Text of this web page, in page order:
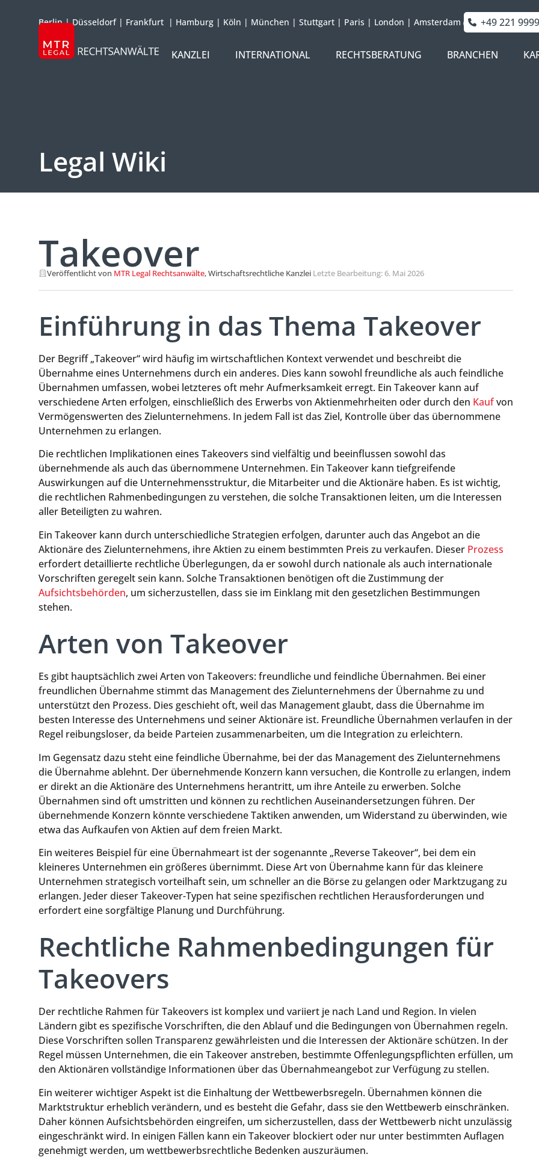
Berlin|Düsseldorf| Frankfurt | Hamburg | Köln | München | Stuttgart | Paris | London | Amsterdam +49 221
KANZLEI
INTERNATIONAL RECHTSBERATUNG BRANCHEN
Legal Wiki
Takeover
Veröffentlicht von MTR Legal Rechtsanwälte, Wirtschaftsrechtliche Kanzlei·Letzte Bearbeitung: 6. Mai 2026
Einführung in das Thema Takeover
Der Begriff „Takeover“ wird häufig im wirtschaftlichen Kontext verwendet und beschreibt die
Übernahme eines Unternehmens durch ein anderes. Dies kann sowohl freundliche als auch feindliche
Übernahmen umfassen, wobei letzteres oft mehr Aufmerksamkeit erregt. Ein Takeover kann auf
verschiedene Arten erfolgen, einschließlich des Erwerbs von Aktienmehrheiten oder durch den Kaufvon
Vermögenswerten des Zielunternehmens. In jedem Fall ist das Ziel, Kontrolle über das übernommene
Unternehmen zu erlangen.
Die rechtlichen Implikationen eines Takeovers sind vielfältig und beeinflussen sowohl das
übernehmende als auch das übernommene Unternehmen. Ein Takeover kann tiefgreifende
Auswirkungen auf die Unternehmensstruktur, die Mitarbeiter und die Aktionäre haben. Es ist wichtig,
die rechtlichen Rahmenbedingungen zu verstehen, die solche Transaktionen leiten, um die Interessen
aller Beteiligten zu wahren.
Ein Takeover kann durch unterschiedliche Strategien erfolgen, darunter auch das Angebot an die
Aktionäre des Zielunternehmens, ihre Aktien zu einem bestimmten Preis zu verkaufen. Dieser Prozess
erfordert detaillierte rechtliche Überlegungen, da er sowohl durch nationale als auch internationale
Vorschriften geregelt sein kann. Solche Transaktionen benötigen oft die Zustimmung der
Aufsichtsbehörden, um sicherzustellen, dass sie im Einklang mit den gesetzlichen Bestimmungen
stehen.
Arten von Takeover
Es gibt hauptsächlich zwei Arten von Takeovers: freundliche und feindliche Übernahmen. Bei einer
freundlichen Übernahme stimmt das Management des Zielunternehmens der Übernahme zu und
unterstützt den Prozess. Dies geschieht oft, weil das Management glaubt, dass die Übernahme im
besten Interesse des Unternehmens und seiner Aktionäre ist. Freundliche Übernahmen verlaufen in der
Regel reibungsloser, da beide Parteien zusammenarbeiten, um die Integration zu erleichtern.
Im Gegensatz dazu steht eine feindliche Übernahme, bei der das Management des Zielunternehmens
die Übernahme ablehnt. Der übernehmende Konzern kann versuchen, die Kontrolle zu erlangen, indem
er direkt an die Aktionäre des Unternehmens herantritt, um ihre Anteile zu erwerben. Solche
Übernahmen sind oft umstritten und können zu rechtlichen Auseinandersetzungen führen. Der
übernehmende Konzern könnte verschiedene Taktiken anwenden, um Widerstand zu überwinden, wie
etwa das Aufkaufen von Aktien auf dem freien Markt.
Ein weiteres Beispiel für eine Übernahmeart ist der sogenannte „Reverse Takeover“, bei dem ein
kleineres Unternehmen ein größeres übernimmt. Diese Art von Übernahme kann für das kleinere
Unternehmen strategisch vorteilhaft sein, um schneller an die Börse zu gelangen oder Marktzugang zu
erlangen. Jeder dieser Takeover-Typen hat seine spezifischen rechtlichen Herausforderungen und
erfordert eine sorgfältige Planung und Durchführung.
Rechtliche Rahmenbedingungen für
Takeovers
Der rechtliche Rahmen für Takeovers ist komplex und variiert je nach Land und Region. In vielen
Ländern gibt es spezifische Vorschriften, die den Ablauf und die Bedingungen von Übernahmen regeln.
Diese Vorschriften sollen Transparenz gewährleisten und die Interessen der Aktionäre schützen. In der
Regel müssen Unternehmen, die ein Takeover anstreben, bestimmte Offenlegungspflichten erfüllen, um
den Aktionären vollständige Informationen über das Übernahmeangebot zur Verfügung zu stellen.
Ein weiterer wichtiger Aspekt ist die Einhaltung der Wettbewerbsregeln. Übernahmen können die
Marktstruktur erheblich verändern, und es besteht die Gefahr, dass sie den Wettbewerb einschränken.
Daher können Aufsichtsbehörden eingreifen, um sicherzustellen, dass der Wettbewerb nicht unzulässig
eingeschränkt wird. In einigen Fällen kann ein Takeover blockiert oder nur unter bestimmten Auflagen
genehmigt werden, um wettbewerbsrechtliche Bedenken auszuräumen.